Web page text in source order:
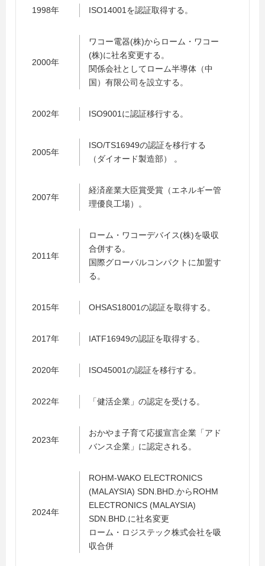
1998年 ISO14001を認証取得する。
2000年
ワコー電器(株)からローム・ワコー
(株)に社名変更する。
関係会社としてローム半導体（中
国）有限公司を設立する。
2002年 ISO9001に認証移行する。
2005年
ISO/TS16949の認証を移行する
（ダイオード製造部） 。
2007年
経済産業大臣賞受賞（エネルギー管
理優良工場）。
2011年
ローム・ワコーデバイス(株)を吸収
合併する。
国際グローバルコンパクトに加盟す
る。
2015年 OHSAS18001の認証を取得する。
2017年 IATF16949の認証を取得する。
2020年 ISO45001の認証を移行する。
2022年 「健活企業」の認定を受ける。
2023年
おかやま子育て応援宣言企業「アド
バンス企業」に認定される。
2024年
ROHM-WAKO ELECTRONICS
(MALAYSIA) SDN.BHD.からROHM
ELECTRONICS (MALAYSIA)
SDN.BHD.に社名変更
ローム・ロジステック株式会社を吸
収合併